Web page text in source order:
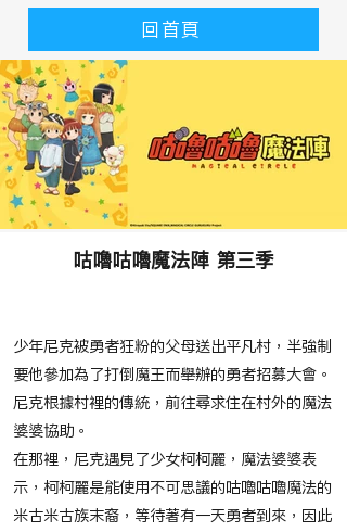
回首頁
咕嚕咕嚕魔法陣 第三季
少年尼克被勇者狂粉的父母送出平凡村，半強制
要他參加為了打倒魔王而舉辦的勇者招募大會。
尼克根據村裡的傳統，前往尋求住在村外的魔法
婆婆協助。
在那裡，尼克遇見了少女柯柯麗，魔法婆婆表
示，柯柯麗是能使用不可思議的咕嚕咕嚕魔法的
米古米古族末裔，等待著有一天勇者到來，因此